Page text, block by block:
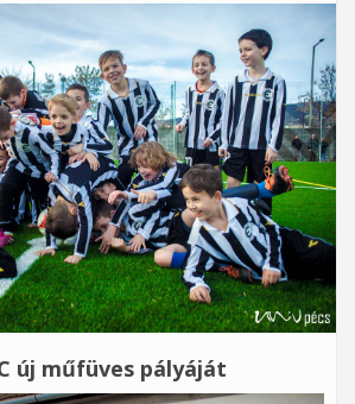
új műfüves pályáját